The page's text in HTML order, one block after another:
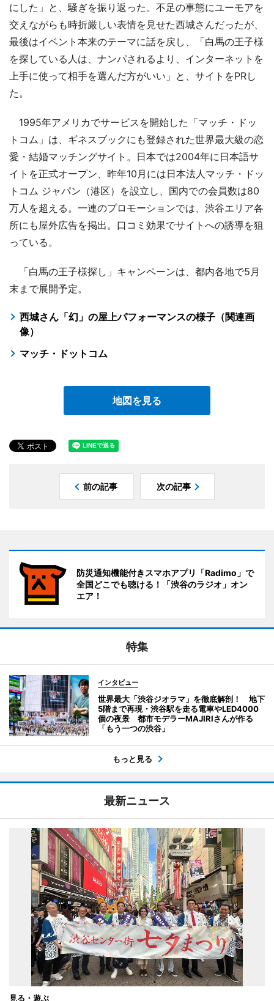
にした」と、騒ぎを振り返った。不足の事態にユーモアを
交えながらも時折厳しい表情を見せた西城さんだったが、
最後はイベント本来のテーマに話を戻し、「白馬の王子様
を探している人は、ナンパされるより、インターネットを
上手に使って相手を選んだ方がいい」と、サイトをPRし
た。
1995年アメリカでサービスを開始した「マッチ・ドッ
トコム」は、ギネスブックにも登録された世界最大級の恋
愛・結婚マッチングサイト。日本では2004年に日本語サ
イトを正式オープン、昨年10月には日本法人マッチ・ドッ
トコム ジャパン（港区）を設立し、国内での会員数は80
万人を超える。一連のプロモーションでは、渋谷エリア各
所にも屋外広告を掲出。口コミ効果でサイトへの誘導を狙
っている。
「白馬の王子様探し」キャンペーンは、都内各地で5月
末まで展開予定。
西城さん「幻」の屋上パフォーマンスの様子（関連画
像）
マッチ・ドットコム
地図を見る
前の記事 次の記事
防災通知機能付きスマホアプリ「Radimo」で
全国どこでも聴ける！「渋谷のラジオ」オン
エア！
特集
インタビュー
世界最大「渋谷ジオラマ」を徹底解剖！ 地下
5階まで再現・渋谷駅を走る電車やLED4000
個の夜景 都市モデラーMAJIRIさんが作る
「もう一つの渋谷」
もっと見る
最新ニュース
見る・遊ぶ